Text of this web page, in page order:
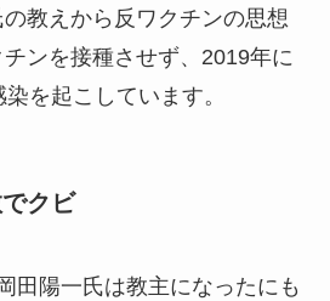
教えから反ワクチンの思想
ンを接種させず、2019年に
を起こしています。
クビ
田陽一氏は教主になったにも